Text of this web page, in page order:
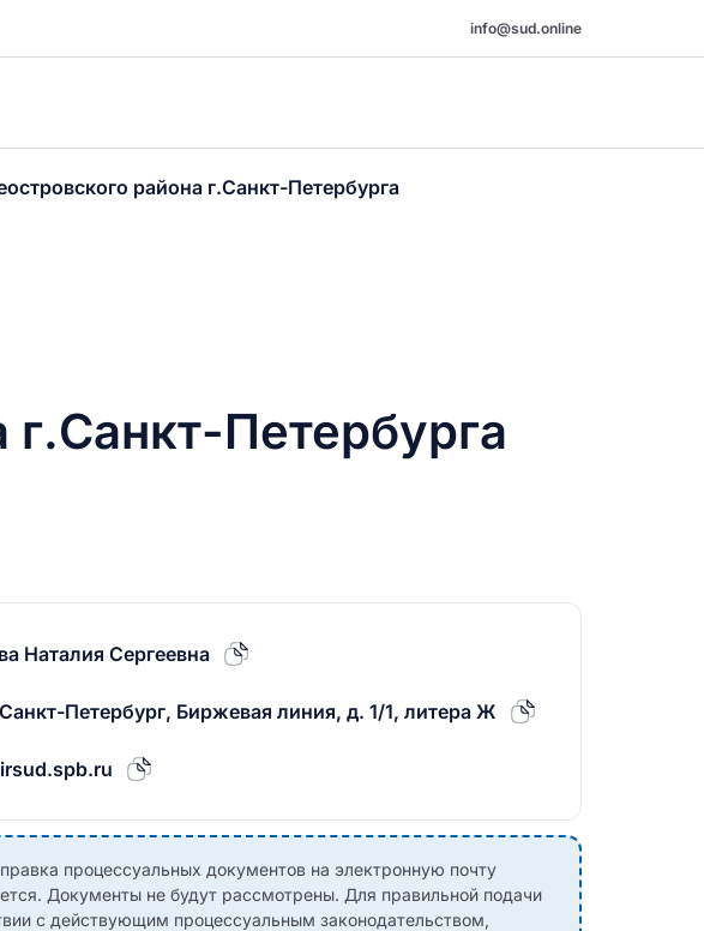
info@sud.online
района г.Санкт-Петербурга
Петербурга
Наталия Сергеевна
Петербург, Биржевая линия, д. 1/1, литера Ж
процессуальных документов на электронную почту
Документы не будут рассмотрены. Для правильной подачи
с действующим процессуальным законодательством,